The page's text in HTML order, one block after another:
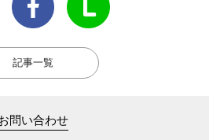
記事一覧
問い合わせ